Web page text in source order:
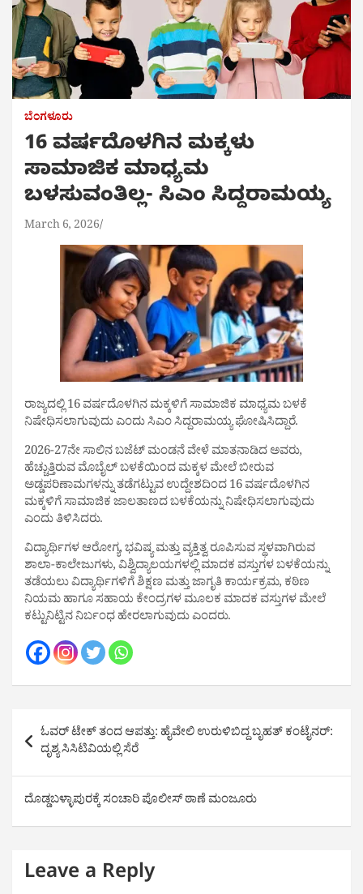
ಬೆಂಗಳೂರು
16 ವರ್ಷದೊಳಗಿನ ಮಕ್ಕಳು
ಸಾಮಾಜಿಕ ಮಾಧ್ಯಮ
ಬಳಸುವಂತಿಲ್ಲ- ಸಿಎಂ ಸಿದ್ದರಾಮಯ್ಯ
March 6, 2026
ರಾಜ್ಯದಲ್ಲಿ 16 ವರ್ಷದೊಳಗಿನ ಮಕ್ಕಳಿಗೆ ಸಾಮಾಜಿಕ ಮಾಧ್ಯಮ ಬಳಕೆ
ನಿಷೇಧಿಸಲಾಗುವುದು ಎಂದು ಸಿಎಂ ಸಿದ್ದರಾಮಯ್ಯ ಘೋಷಿಸಿದ್ದಾರೆ.
2026-27ನೇ ಸಾಲಿನ ಬಜೆಟ್‌ ಮಂಡನೆ ವೇಳೆ ಮಾತನಾಡಿದ ಅವರು,
ಹೆಚ್ಚುತ್ತಿರುವ ಮೊಬೈಲ್‌ ಬಳಕೆಯಿಂದ ಮಕ್ಕಳ ಮೇಲೆ ಬೀರುವ
ಅಡ್ಡಪರಿಣಾಮಗಳನ್ನು ತಡೆಗಟ್ಟುವ ಉದ್ದೇಶದಿಂದ 16 ವರ್ಷದೊಳಗಿನ
ಮಕ್ಕಳಿಗೆ ಸಾಮಾಜಿಕ ಜಾಲತಾಣದ ಬಳಕೆಯನ್ನು ನಿಷೇಧಿಸಲಾಗುವುದು
ಎಂದು ತಿಳಿಸಿದರು.
ವಿದ್ಯಾರ್ಥಿಗಳ ಆರೋಗ್ಯ, ಭವಿಷ್ಯ ಮತ್ತು ವ್ಯಕ್ತಿತ್ವ ರೂಪಿಸುವ ಸ್ಥಳವಾಗಿರುವ
ಶಾಲಾ-ಕಾಲೇಜುಗಳು, ವಿಶ್ವಿದ್ಯಾಲಯಗಳಲ್ಲಿ ಮಾದಕ ವಸ್ತುಗಳ ಬಳಕೆಯನ್ನು
ತಡೆಯಲು ವಿದ್ಯಾರ್ಥಿಗಳಿಗೆ ಶಿಕ್ಷಣ ಮತ್ತು ಜಾಗೃತಿ ಕಾರ್ಯಕ್ರಮ, ಕಠಿಣ
ನಿಯಮ ಹಾಗೂ ಸಹಾಯ ಕೇಂದ್ರಗಳ ಮೂಲಕ ಮಾದಕ ವಸ್ತುಗಳ ಮೇಲೆ
ಕಟ್ಟುನಿಟ್ಟಿನ ನಿರ್ಬಂಧ ಹೇರಲಾಗುವುದು ಎಂದರು.
Post
navigation
ಓವರ್ ಟೇಕ್ ತಂದ ಆಪತ್ತು: ಹೈವೇಲಿ ಉರುಳಿಬಿದ್ದ ಬೃಹತ್ ಕಂಟೈನರ್:
ದೃಶ್ಯ ಸಿಸಿಟಿವಿಯಲ್ಲಿ ಸೆರೆ
ದೊಡ್ಡಬಳ್ಳಾಪುರಕ್ಕೆ ಸಂಚಾರಿ ಪೊಲೀಸ್ ಠಾಣೆ ಮಂಜೂರು
Leave a Reply